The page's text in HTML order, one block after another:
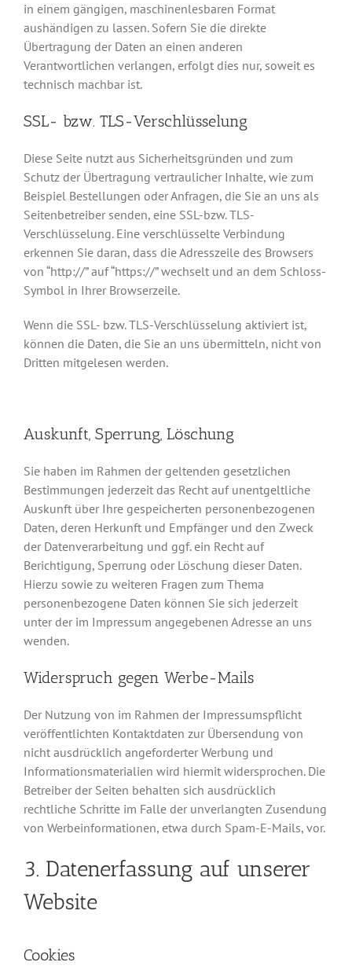
in einem gängigen, maschinenlesbaren Format
aushändigen zu lassen. Sofern Sie die direkte
Übertragung der Daten an einen anderen
Verantwortlichen verlangen, erfolgt dies nur, soweit es
technisch machbar ist.
SSL- bzw. TLS-Verschlüsselung
Diese Seite nutzt aus Sicherheitsgründen und zum
Schutz der Übertragung vertraulicher Inhalte, wie zum
Beispiel Bestellungen oder Anfragen, die Sie an uns als
Seitenbetreiber senden, eine SSL-bzw. TLS-
Verschlüsselung. Eine verschlüsselte Verbindung
erkennen Sie daran, dass die Adresszeile des Browsers
von “http://” auf “https://” wechselt und an dem Schloss-
Symbol in Ihrer Browserzeile.
Wenn die SSL- bzw. TLS-Verschlüsselung aktiviert ist,
können die Daten, die Sie an uns übermitteln, nicht von
Dritten mitgelesen werden.
Auskunft, Sperrung, Löschung
Sie haben im Rahmen der geltenden gesetzlichen
Bestimmungen jederzeit das Recht auf unentgeltliche
Auskunft über Ihre gespeicherten personenbezogenen
Daten, deren Herkunft und Empfänger und den Zweck
der Datenverarbeitung und ggf. ein Recht auf
Berichtigung, Sperrung oder Löschung dieser Daten.
Hierzu sowie zu weiteren Fragen zum Thema
personenbezogene Daten können Sie sich jederzeit
unter der im Impressum angegebenen Adresse an uns
wenden.
Widerspruch gegen Werbe-Mails
Der Nutzung von im Rahmen der Impressumspflicht
veröffentlichten Kontaktdaten zur Übersendung von
nicht ausdrücklich angeforderter Werbung und
Informationsmaterialien wird hiermit widersprochen. Die
Betreiber der Seiten behalten sich ausdrücklich
rechtliche Schritte im Falle der unverlangten Zusendung
von Werbeinformationen, etwa durch Spam-E-Mails, vor.
3. Datenerfassung auf unserer
Website
Cookies